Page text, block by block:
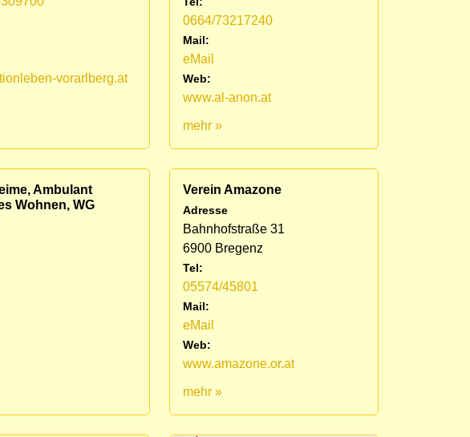
vorarlberg.at
0664/73217240
Mail:
eMail
Web:
www.al-anon.at
mehr »
Ambulant
Wohnen, WG
Verein Amazone
Adresse
Bahnhofstraße 31
6900 Bregenz
Tel:
05574/45801
Mail:
eMail
Web:
www.amazone.or.at
mehr »